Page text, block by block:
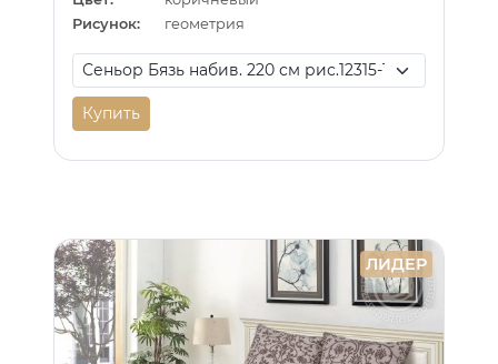
Рисунок:
геометрия
Купить
ЛИДЕР